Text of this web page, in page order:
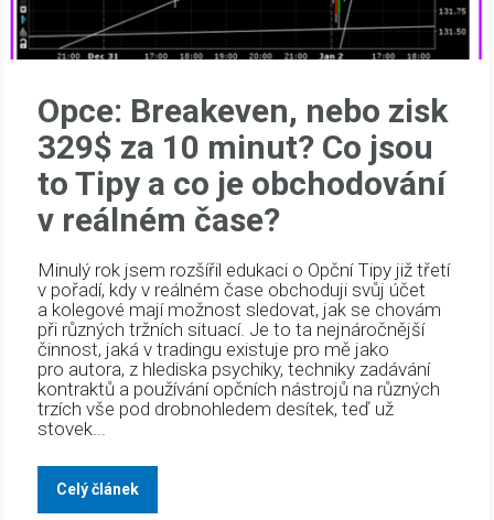
Opce: Breakeven, nebo zisk
329$ za 10 minut? Co jsou
to Tipy a co je obchodování
v reálném čase?
Minulý rok jsem rozšířil edukaci o Opční Tipy již třetí
v pořadí, kdy v reálném čase obchoduji svůj účet
a kolegové mají možnost sledovat, jak se chovám
při různých tržních situací. Je to ta nejnáročnější
činnost, jaká v tradingu existuje pro mě jako
pro autora, z hlediska psychiky, techniky zadávání
kontraktů a používání opčních nástrojů na různých
trzích vše pod drobnohledem desítek, teď už
stovek...
Celý článek